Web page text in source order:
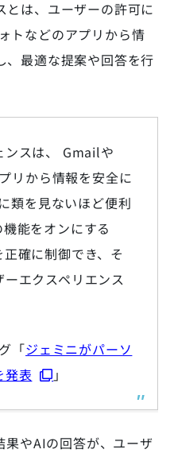
とは、ユーザーの許可に
トなどのアプリから情
、最適な提案や回答を行
ンスは、 Gmailや
リから情報を安全に
類を見ないほど便利
能をオンにする
確に制御でき、そ
エクスペリエンス
「ジェミニがパーソ
発表
」
果やAIの回答が、ユーザ